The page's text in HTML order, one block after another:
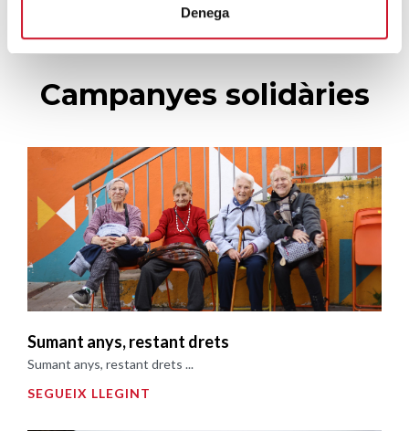
Denega
Campanyes solidàries
Sumant anys, restant drets
Sumant anys, restant drets ...
SEGUEIX LLEGINT